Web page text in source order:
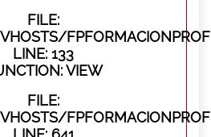
FILE:
LINE: 133
VIEW
FILE: